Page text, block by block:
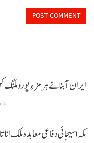
ایران آبنائے ہرمز ءِ پورو ملنگ کن
0
مکہ اسیجائی دفاعی معاہدہ ملک